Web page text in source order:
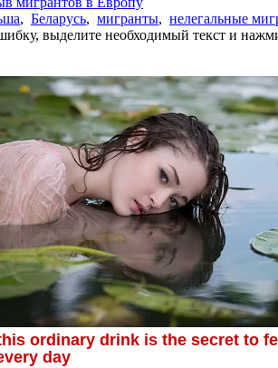
, Беларусь, мигранты, нелегальные
выделите необходимый текст и